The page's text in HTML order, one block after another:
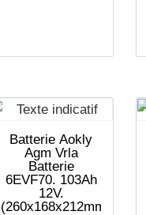
Batterie Aokly
Agm Vrla
Batterie
6EVF70. 103Ah
12V.
(260x168x212mm)